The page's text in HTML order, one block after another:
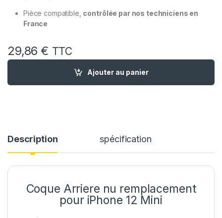
Pièce compatible, contrôlée par nos techniciens en
France
29,86 € TTC
quantité de Chassis remplacement iPhone 12 Mini Bleu -
Ajouter au panier
Description spécification
Coque Arriere nu remplacement
pour iPhone 12 Mini